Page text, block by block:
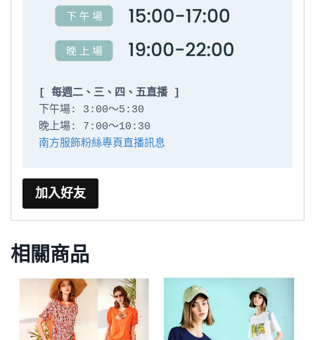
[ 每週二、三、四、五直播 ]
下午場: 3:00～5:30
南方服飾粉絲專頁直播訊息
加入好友
相關商品